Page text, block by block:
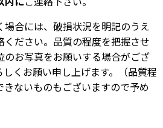
場合には、破損状況を明記のうえ
ください。品質の程度を把握させ
のお写真をお願いする場合がござ
しくお願い申し上げます。（品質程
きないものもございますので予め